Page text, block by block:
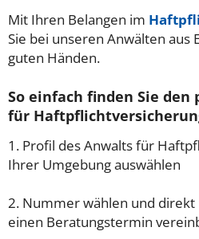
Mit Ihren Belangen im
Sie bei unseren Anwälten aus
guten Händen.
So einfach finden Sie den
für
1. Profil des Anwalts für
Ihrer Umgebung auswählen
2. Nummer wählen und
einen Beratungstermin